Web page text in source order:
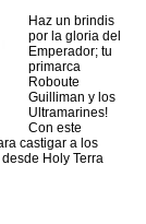
Haz un brindis
por la gloria del
Emperador; tu
primarca
Roboute
Guilliman y los
Ultramarines!
Con este
castigar a los
Holy Terra